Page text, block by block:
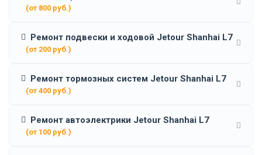
(от 800 руб.)
Ремонт подвески и ходовой Jetour Shanhai L7
(от 200 руб.)
Ремонт тормозных систем Jetour Shanhai L7
(от 400 руб.)
Ремонт автоэлектрики Jetour Shanhai L7
(от 100 руб.)